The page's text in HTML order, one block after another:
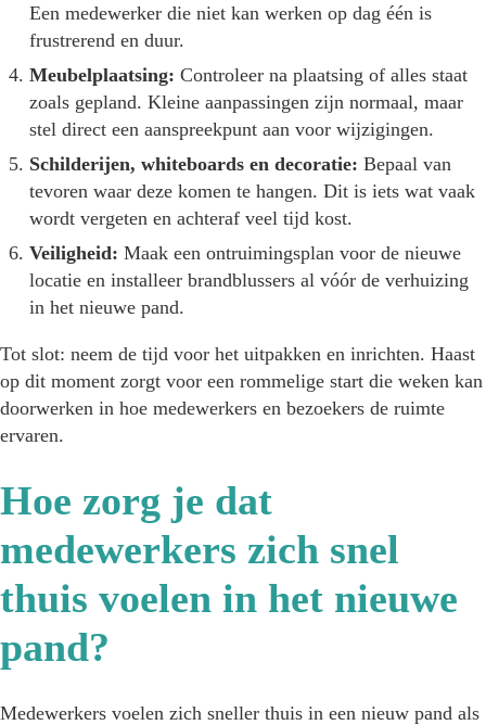
Een medewerker die niet kan werken op dag één is
frustrerend en duur.
Meubelplaatsing: Controleer na plaatsing of alles staat
zoals gepland. Kleine aanpassingen zijn normaal, maar
stel direct een aanspreekpunt aan voor wijzigingen.
Schilderijen, whiteboards en decoratie: Bepaal van
tevoren waar deze komen te hangen. Dit is iets wat vaak
wordt vergeten en achteraf veel tijd kost.
Veiligheid: Maak een ontruimingsplan voor de nieuwe
locatie en installeer brandblussers al vóór de verhuizing
in het nieuwe pand.
Tot slot: neem de tijd voor het uitpakken en inrichten. Haast
op dit moment zorgt voor een rommelige start die weken kan
doorwerken in hoe medewerkers en bezoekers de ruimte
ervaren.
Hoe zorg je dat
medewerkers zich snel
thuis voelen in het nieuwe
pand?
Medewerkers voelen zich sneller thuis in een nieuw pand als